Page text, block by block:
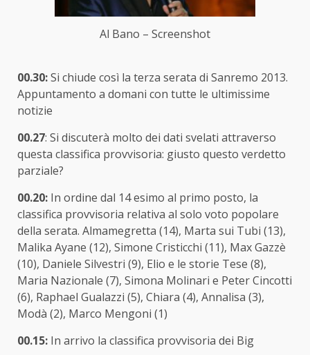
Al Bano – Screenshot
00.30:Si chiude così la terza serata di Sanremo 2013.
Appuntamento a domani con tutte le ultimissime
notizie
00.27: Si discuterà molto dei dati svelati attraverso
questa classifica provvisoria: giusto questo verdetto
parziale?
00.20: In ordine dal 14 esimo al primo posto, la
classifica provvisoria relativa al solo voto popolare
della serata. Almamegretta (14), Marta sui Tubi (13),
Malika Ayane (12), Simone Cristicchi (11), Max Gazzè
(10), Daniele Silvestri (9), Elio e le storie Tese (8),
Maria Nazionale (7), Simona Molinari e Peter Cincotti
(6), Raphael Gualazzi (5), Chiara (4), Annalisa (3),
Modà (2), Marco Mengoni (1)
00.15: In arrivo la classifica provvisoria dei Big